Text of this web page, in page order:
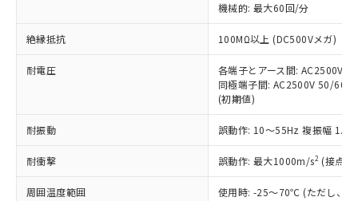
機械的: 最大60回/分
絶縁抵抗 100MΩ以上 (DC500Vメガ)
耐電圧
各端子とアース間: AC2500V
同極端子間: AC2500V 50/
(初期値)
耐振動 誤動作: 10～55Hz 複振幅
耐衝撃 誤動作: 最大1000m/s2 (接点
周囲温度範囲
使用時: -25～70℃ (ただし、氷
当社制御機器事業取扱商品の中には、
本サービスの対象外となる商品もある
ことをご了承ください。
在庫状況および標準価格照会結果は、
記載している更新日時点での社内デー
タに基づき作成されるものであり、閲
覧された時点での実際の在庫および標
準価格とは異なる場合があることをご
正式な納期状況および標準価格はお客
非該当品：ライセンス料など無形物で、有
害物質有無と関係のない商品です。
仕入先様の事情により、非含有部品として
いたものが、含有品と判明した場合などや
むを得ず変更することがあります。
鉛(Pb) 1000ppm以下、 水銀(Hg) 1000ppm以下、 カド
六価クロム(Cr(Ⅵ)) 1000ppm以下、ポリ臭化ビフェニル
類(PBB) 1000ppm以下、ポリ臭化ジフェニルエーテル類
ルベンジル（BBP） 1000ppm以下、フタル酸ジブチル
「○」：最大均質材料含有率が中国RoHSの
基準値以下であることを示します。
「×」：最大均質材料含有率が中国RoHSの
基準値を超えていることを示します。
「－」：未確認です。当社販売部門へお問
*中国RoHS10物質の基準値 (GB/T26572)：
Pb(鉛) :1000ppm、 Hg(水銀) : 1000ppm、 Cd(カドミウ
Cr(Ⅵ)(六価クロム) : 1000ppm、 PBBs(ポリ臭化ビフェ
ニル類) : 1000ppm、 PBDEs(ポリ臭化ジフェニルエーテ
ル類) : 1000ppm、
DBP(フタル酸ジブチル) : 1000ppm、 DIBP(フタル酸ジ
当社は、これら貴社製品のうち、外国
為替および外国貿易法に定める商品
（以下｢規制貨物等」という）を輸出
または国外への提供する場合は、日本
国政府の輸出許可(または役務取引許
可)を取得するなどの必要な手続きを
当社は規制貨物を破棄する場合は、完
一定数以上の在庫あり